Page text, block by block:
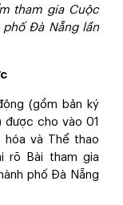
tham gia Cuộc
Đà Nẵng lần
(gồm bản ký
được cho vào 01
hóa và Thể thao
rõ Bài tham gia
phố Đà Nẵng